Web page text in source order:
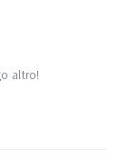
altro!